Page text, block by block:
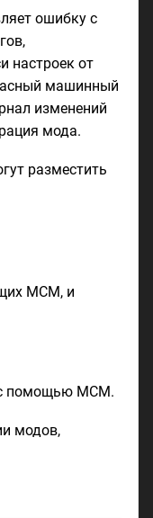
ошибку с
настроек от
машинный
изменений
мода.
разместить
MCM, и
помощью MCM.
модов,